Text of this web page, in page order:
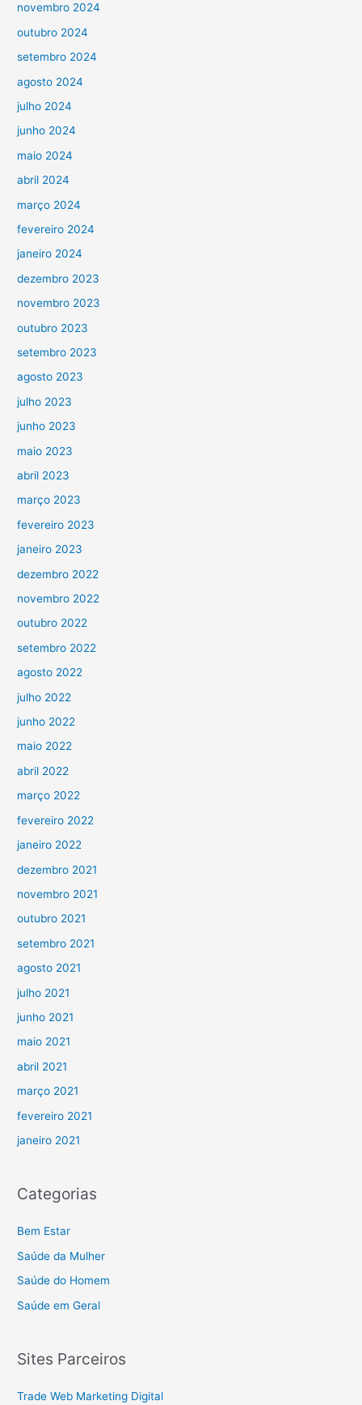
novembro 2024
outubro 2024
setembro 2024
agosto 2024
julho 2024
junho 2024
maio 2024
abril 2024
março 2024
fevereiro 2024
janeiro 2024
dezembro 2023
novembro 2023
outubro 2023
setembro 2023
agosto 2023
julho 2023
junho 2023
maio 2023
abril 2023
março 2023
fevereiro 2023
janeiro 2023
dezembro 2022
novembro 2022
outubro 2022
setembro 2022
agosto 2022
julho 2022
junho 2022
maio 2022
abril 2022
março 2022
fevereiro 2022
janeiro 2022
dezembro 2021
novembro 2021
outubro 2021
setembro 2021
agosto 2021
julho 2021
junho 2021
maio 2021
abril 2021
março 2021
fevereiro 2021
janeiro 2021
Categorias
Bem Estar
Saúde da Mulher
Saúde do Homem
Saúde em Geral
Sites Parceiros
Trade Web Marketing Digital